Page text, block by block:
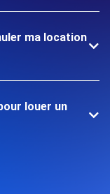
ma location
louer un